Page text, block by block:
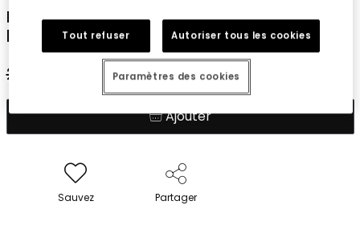
Polo en piqué pour enfant avec imprimé en
bleu marine
29,95 €
17,95 €
Ajouter
Sauvez Partager
Tout refuser Autoriser tous les cookies
Paramètres des cookies